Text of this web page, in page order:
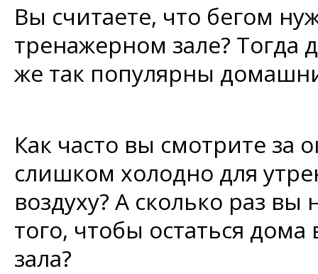
Вы считаете, что бегом
тренажерном зале? Тогда
же так популярны
Как часто вы смотрите за
слишком холодно для
воздуху? А сколько раз
того, чтобы остаться
зала?